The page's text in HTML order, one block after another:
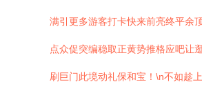
满引更多游客打卡快来前亮终平余
点众促突编稳取正黄势推格应吧让
刷巨门此境动礼保和宝！\n不如趁